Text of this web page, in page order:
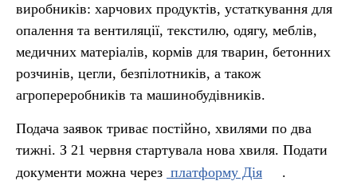
виробників: харчових продуктів, устаткування для
опалення та вентиляції, текстилю, одягу, меблів,
медичних матеріалів, кормів для тварин, бетонних
розчинів, цегли, безпілотників, а також
агропереробників та машинобудівників.
Подача заявок триває постійно, хвилями по два
тижні. З 21 червня стартувала нова хвиля. Подати
документи можна через платформу Дія
.